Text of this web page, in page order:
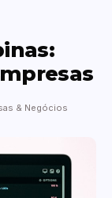
& Negócios